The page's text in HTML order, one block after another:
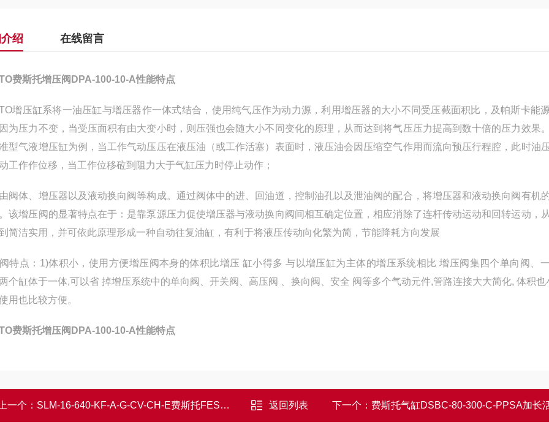
绍 在线留言
费斯托增压阀DPA-100-10-A性能特点
增压缸系将一油压缸与增压器作一体式结合，使用纯气压作为动力源，利用增压器的大小不同受压截面积比，及帕斯卡能
为压力不变，当受压面积有由大变小时，则压强也会随大小不同变化的原理，从而达到将气压压力提高到数十倍的压力效果
型气液增压缸为例，当工作气动压压在液压油（或工作活塞）表面时，液压油会因压缩空气作用而流向预压行程腔，此时油
工作作位移，当工作位移砬到阻力大于气缸压力时停止动作；
阀体、增压器以及液动换向阀等构成。通过阀体中的进、回油道，控制油孔以及泄油阀的配合，将增压器和液动换向阀有机
该增压阀的显著特点在于：是靠泵源压力促使增压器与液动换向阀间相互确定位置，相应消除了连杆传动运动和回转运动，
简洁实用，并可依此原理形成一种自动往复油缸，有利于将液压传动向化繁为简，节能降耗方向发展
特点：1)体积小，使用方便增压阀本身的体积比增压 缸小得多 与以增压缸为主体的增压系统相比 增压阀集四个单向阀、
个缸体于一体,可以省 掉增压系统中的单向阀、开关阀、高压阀 、换向阀、安全 阀等多个气动元件,管路连接大大简化, 体积也
用也比较方便。
费斯托增压阀DPA-100-10-A性能特点
一个： SLM-16-640-KF-A-G-CV-CH-E费斯托FESTO液压缓冲缸作用 返回列表 下一个： 费斯托气缸DSBC-80-300-C-PPSA加长